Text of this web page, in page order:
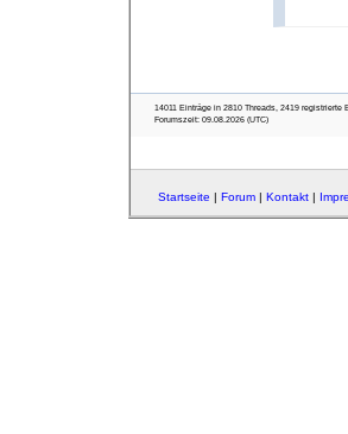
14011 Einträge in 2810 Threads, 2419 registrierte
Forumszeit: 09.08.2026 (UTC)
Startseite | Forum| Kontakt|